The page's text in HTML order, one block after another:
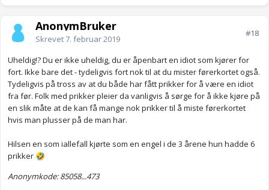
AnonymBruker
Skrevet7. februar 2019
#18
Uheldig!? Du er ikke uheldig, du er åpenbart en idiot som kjører for
fort. Ikke bare det - tydeligvis fort nok til at du mister førerkortet også.
Tydeligvis på tross av at du både har fått prikker for å være en idiot
fra før. Folk med prikker pleier da vanligvis å sørge for å ikke kjøre på
en slik måte at de kan få mange nok prikker til å miste førerkortet
hvis man plusser på de man har.
Hilsen en som iallefall kjørte som en engel i de 3 årene hun hadde 6
prikker 🤣
Anonymkode: 85058...473